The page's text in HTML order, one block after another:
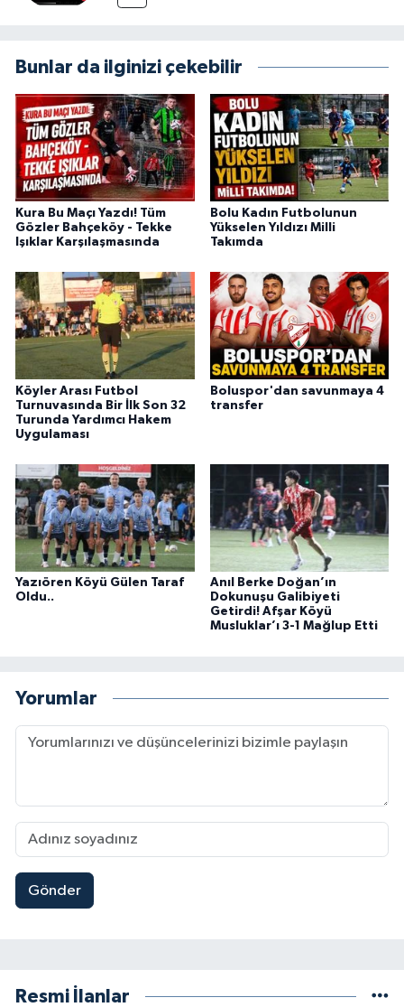
Bunlar da ilginizi çekebilir
Kura Bu Maçı Yazdı! Tüm
Gözler Bahçeköy - Tekke
Işıklar Karşılaşmasında
Bolu Kadın Futbolunun
Yükselen Yıldızı Milli
Takımda
Köyler Arası Futbol
Turnuvasında Bir İlk Son 32
Turunda Yardımcı Hakem
Uygulaması
Boluspor'dan savunmaya 4
transfer
Yazıören Köyü Gülen Taraf
Oldu..
Anıl Berke Doğan’ın
Dokunuşu Galibiyeti
Getirdi! Afşar Köyü
Musluklar’ı 3-1 Mağlup Etti
Yorumlar
Gönder
Resmi İlanlar